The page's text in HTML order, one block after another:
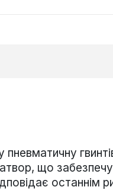
що
останнім